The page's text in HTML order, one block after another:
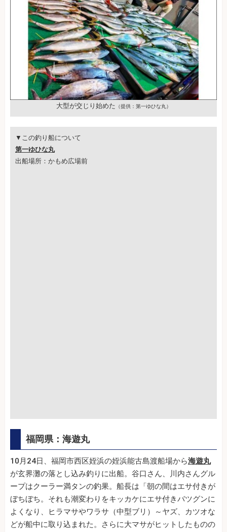
大型が交じり始めた （提供：第一ゆひな丸）
▼この釣り船について
第一ゆひな丸
出船場所：かもめ広場前
福岡県：海遊丸
10月24日、福岡市西区姪浜の姪浜能古島渡船場から海遊丸
が玄界灘の落とし込み釣りに出船。谷口さん、川内さんグル
ープはクーラー満タンの釣果。船長は「朝の間はエサ付きが
ぼちぼち。それも潮変わりをキッカケにエサ付きバツグンに
よくなり、ヒラマサやワラサ（中型ブリ）～ヤズ、カツオな
どが船中に取り込まれた。さらに大マサがヒットしたものの